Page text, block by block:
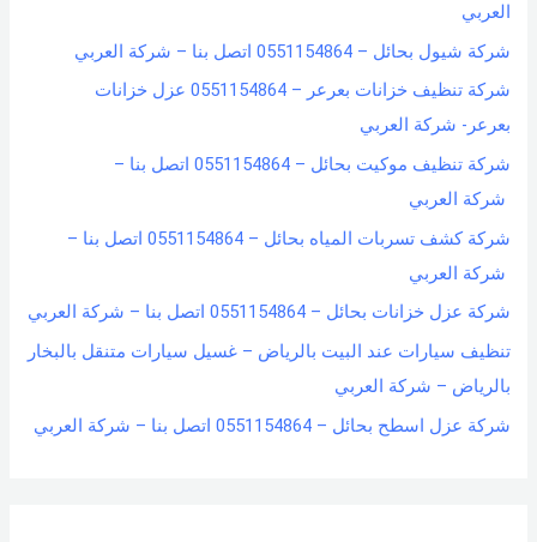
العربي
شركة شيول بحائل – 0551154864 اتصل بنا – شركة العربي
شركة تنظيف خزانات بعرعر – 0551154864 عزل خزانات
بعرعر- شركة العربي
شركة تنظيف موكيت بحائل – 0551154864 اتصل بنا –
شركة العربي
شركة كشف تسربات المياه بحائل – 0551154864 اتصل بنا –
شركة العربي
شركة عزل خزانات بحائل – 0551154864 اتصل بنا – شركة العربي
تنظيف سيارات عند البيت بالرياض – غسيل سيارات متنقل بالبخار
بالرياض – شركة العربي
شركة عزل اسطح بحائل – 0551154864 اتصل بنا – شركة العربي